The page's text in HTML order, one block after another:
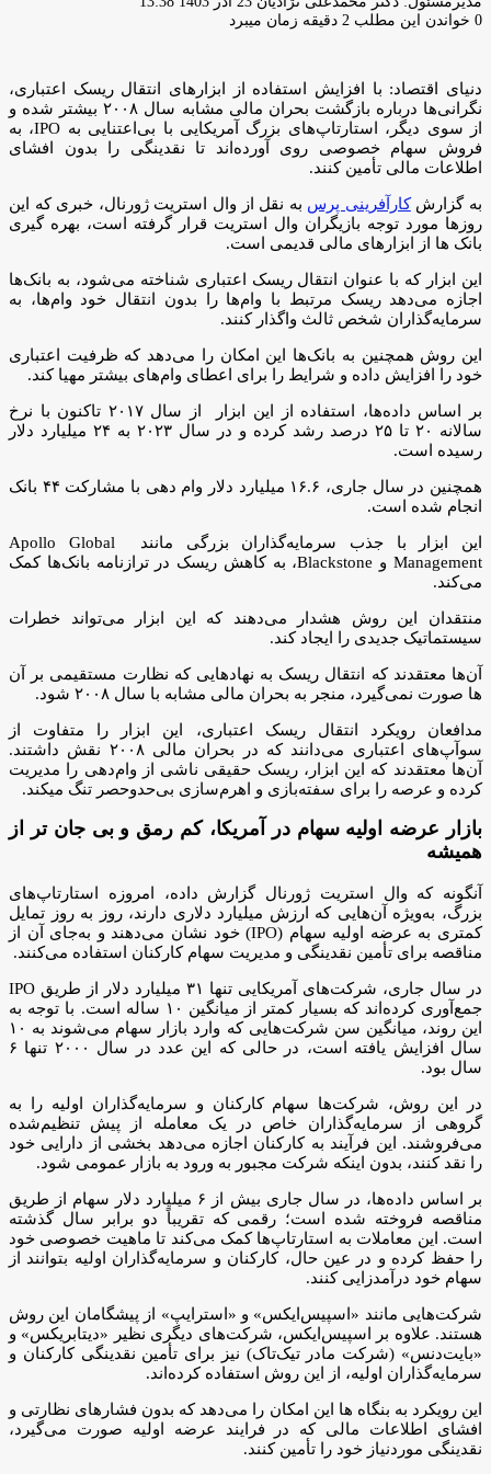
ایمیل
0 خواندن این مطلب 2 دقیقه زمان میبرد
دنیای اقتصاد: با افزایش استفاده از ابزارهای انتقال ریسک اعتباری،
نگرانی‌ها درباره بازگشت بحران مالی مشابه سال ۲۰۰۸ بیشتر شده و
از سوی دیگر، استارتاپ‌های بزرگ آمریکایی با بی‌اعتنایی به IPO، به
فروش سهام خصوصی روی آورده‌اند تا نقدینگی را بدون افشای
اطلاعات مالی تأمین کنند.
به گزارشکارآفرینی پرس به نقل از وال استریت ژورنال، خبری که این
روزها مورد توجه بازیگران وال استریت قرار گرفته است، بهره گیری
بانک ها از ابزارهای مالی قدیمی است.
این ابزار که با عنوان انتقال ریسک اعتباری شناخته می‌شود، به بانک‌ها
اجازه می‌دهد ریسک مرتبط با وام‌ها را بدون انتقال خود وام‌ها، به
سرمایه‌گذاران شخص ثالث واگذار کنند.
این روش همچنین به بانک‌ها این امکان را می‌دهد که ظرفیت اعتباری
خود را افزایش داده و شرایط را برای اعطای وام‌های بیشتر مهیا کند.
بر اساس داده‌ها، استفاده از این ابزار از سال ۲۰۱۷ تاکنون با نرخ
سالانه ۲۰ تا ۲۵ درصد رشد کرده و در سال ۲۰۲۳ به ۲۴ میلیارد دلار
رسیده است.
همچنین در سال جاری، ۱۶.۶ میلیارد دلار وام دهی با مشارکت ۴۴ بانک
انجام شده است.
این ابزار با جذب سرمایه‌گذاران بزرگی مانند Apollo Global
Management و Blackstone، به کاهش ریسک در ترازنامه بانک‌ها کمک
می‌کند.
منتقدان این روش هشدار می‌دهند که این ابزار می‌تواند خطرات
سیستماتیک جدیدی را ایجاد کند.
آن‌ها معتقدند که انتقال ریسک به نهادهایی که نظارت مستقیمی بر آن
ها صورت نمی‌گیرد، منجر به بحران مالی مشابه با سال ۲۰۰۸ شود.
مدافعان رویکرد انتقال ریسک اعتباری، این ابزار را متفاوت از
سوآپ‌های اعتباری می‌دانند که در بحران مالی ۲۰۰۸ نقش داشتند.
آن‌ها معتقدند که این ابزار، ریسک حقیقی ناشی از وام‌دهی را مدیریت
کرده و عرصه را برای سفته‌بازی و اهرم‌سازی بی‌حدوحصر تنگ میکند.
بازار عرضه اولیه سهام در آمریکا، کم رمق و بی جان تر از
همیشه
آنگونه که وال استریت ژورنال گزارش داده، امروزه استارتاپ‌های
بزرگ، به‌ویژه آن‌هایی که ارزش میلیارد دلاری دارند، روز به روز تمایل
کمتری به عرضه اولیه سهام (IPO) خود نشان می‌دهند و به‌جای آن از
مناقصه برای تأمین نقدینگی و مدیریت سهام کارکنان استفاده می‌کنند.
در سال جاری، شرکت‌های آمریکایی تنها ۳۱ میلیارد دلار از طریق IPO
جمع‌آوری کرده‌اند که بسیار کمتر از میانگین ۱۰ ساله است. با توجه به
این روند، میانگین سن شرکت‌هایی که وارد بازار سهام می‌شوند به ۱۰
سال افزایش یافته است، در حالی که این عدد در سال ۲۰۰۰ تنها ۶
سال بود.
در این روش، شرکت‌ها سهام کارکنان و سرمایه‌گذاران اولیه را به
گروهی از سرمایه‌گذاران خاص در یک معامله از پیش تنظیم‌شده
می‌فروشند. این فرآیند به کارکنان اجازه می‌دهد بخشی از دارایی خود
را نقد کنند، بدون اینکه شرکت مجبور به ورود به بازار عمومی شود.
بر اساس داده‌ها، در سال جاری بیش از ۶ میلیارد دلار سهام از طریق
مناقصه فروخته شده است؛ رقمی که تقریباً دو برابر سال گذشته
است. این معاملات به استارتاپ‌ها کمک می‌کند تا ماهیت خصوصی خود
را حفظ کرده و در عین حال، کارکنان و سرمایه‌گذاران اولیه بتوانند از
سهام خود درآمدزایی کنند.
شرکت‌هایی مانند «اسپیس‌ایکس» و «استرایپ» از پیشگامان این روش
هستند. علاوه بر اسپیس‌ایکس، شرکت‌های دیگری نظیر «دیتابریکس» و
«بایت‌دنس» (شرکت مادر تیک‌تاک) نیز برای تأمین نقدینگی کارکنان و
سرمایه‌گذاران اولیه، از این روش استفاده کرده‌اند.
این رویکرد به بنگاه ها این امکان را می‌دهد که بدون فشارهای نظارتی و
افشای اطلاعات مالی که در فرایند عرضه اولیه صورت می‌گیرد،
نقدینگی موردنیاز خود را تأمین کنند.